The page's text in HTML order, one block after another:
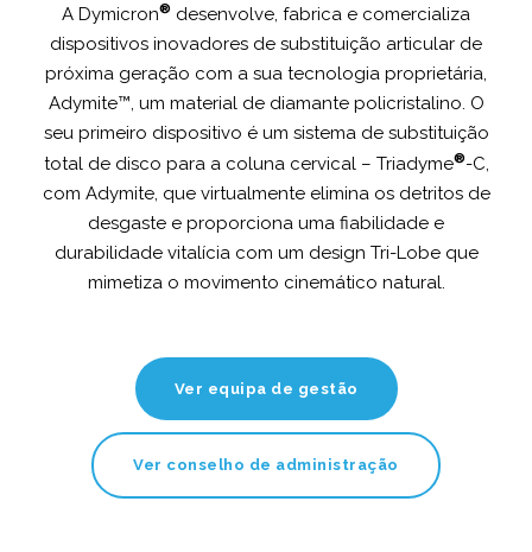
A Dymicron® desenvolve, fabrica e comercializa
dispositivos inovadores de substituição articular de
próxima geração com a sua tecnologia proprietária,
Adymite™, um material de diamante policristalino. O
seu primeiro dispositivo é um sistema de substituição
total de disco para a coluna cervical – Triadyme®-C,
com Adymite, que virtualmente elimina os detritos de
desgaste e proporciona uma fiabilidade e
durabilidade vitalícia com um design Tri-Lobe que
mimetiza o movimento cinemático natural.
Ver equipa de gestão
Ver conselho de administração